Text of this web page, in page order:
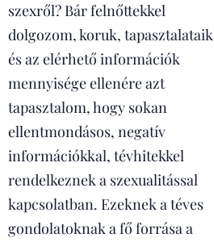
szexről? Bár felnőttekkel
dolgozom, koruk, tapasztalataik
és az elérhető információk
mennyisége ellenére azt
tapasztalom, hogy sokan
ellentmondásos, negatív
információkkal, tévhitekkel
rendelkeznek a szexualitással
kapcsolatban. Ezeknek a téves
gondolatoknak a fő forrása a